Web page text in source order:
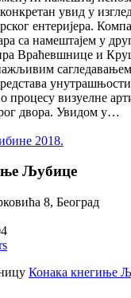
увид у
ентеријера.
са намештајем у
Враћевшнице и
процесу визуелне
двора. Увидом у…
2018.
Љубице
8, Београд
Конака кнегиње